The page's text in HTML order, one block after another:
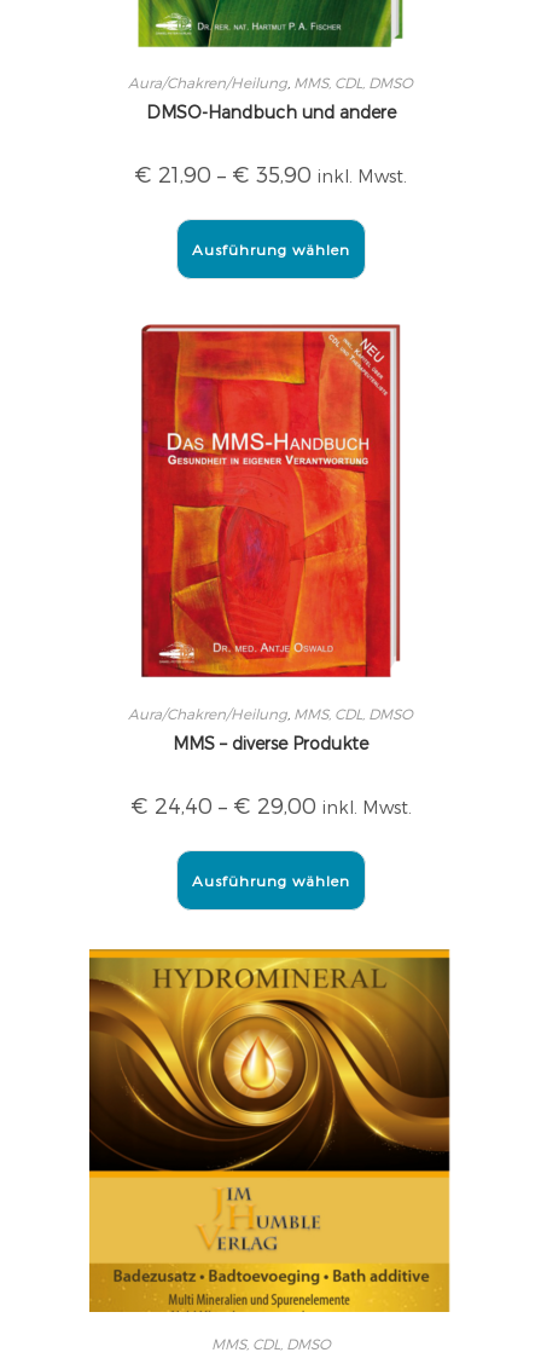
Aura/Chakren/Heilung MMS, CDL, DMSO
DMSO-Handbuch und andere
€ 21,90 – € 35,90 inkl. Mwst.
Ausführung wählen
Aura/Chakren/Heilung MMS, CDL, DMSO
MMS – diverse Produkte
€ 24,40 – € 29,00 inkl. Mwst.
Ausführung wählen
MMS, CDL, DMSO